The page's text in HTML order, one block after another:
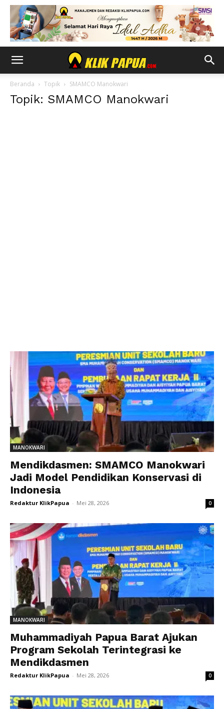
Beranda Topik SMAMCO Manokwari
Topik: SMAMCO Manokwari
MANOKWARI
Mendikdasmen: SMAMCO Manokwari
Jadi Model Pendidikan Konservasi di
Indonesia
Redaktur KlikPapua - Mei 28, 2026 0
MANOKWARI
Muhammadiyah Papua Barat Ajukan
Program Sekolah Terintegrasi ke
Mendikdasmen
Redaktur KlikPapua - Mei 28, 2026 0